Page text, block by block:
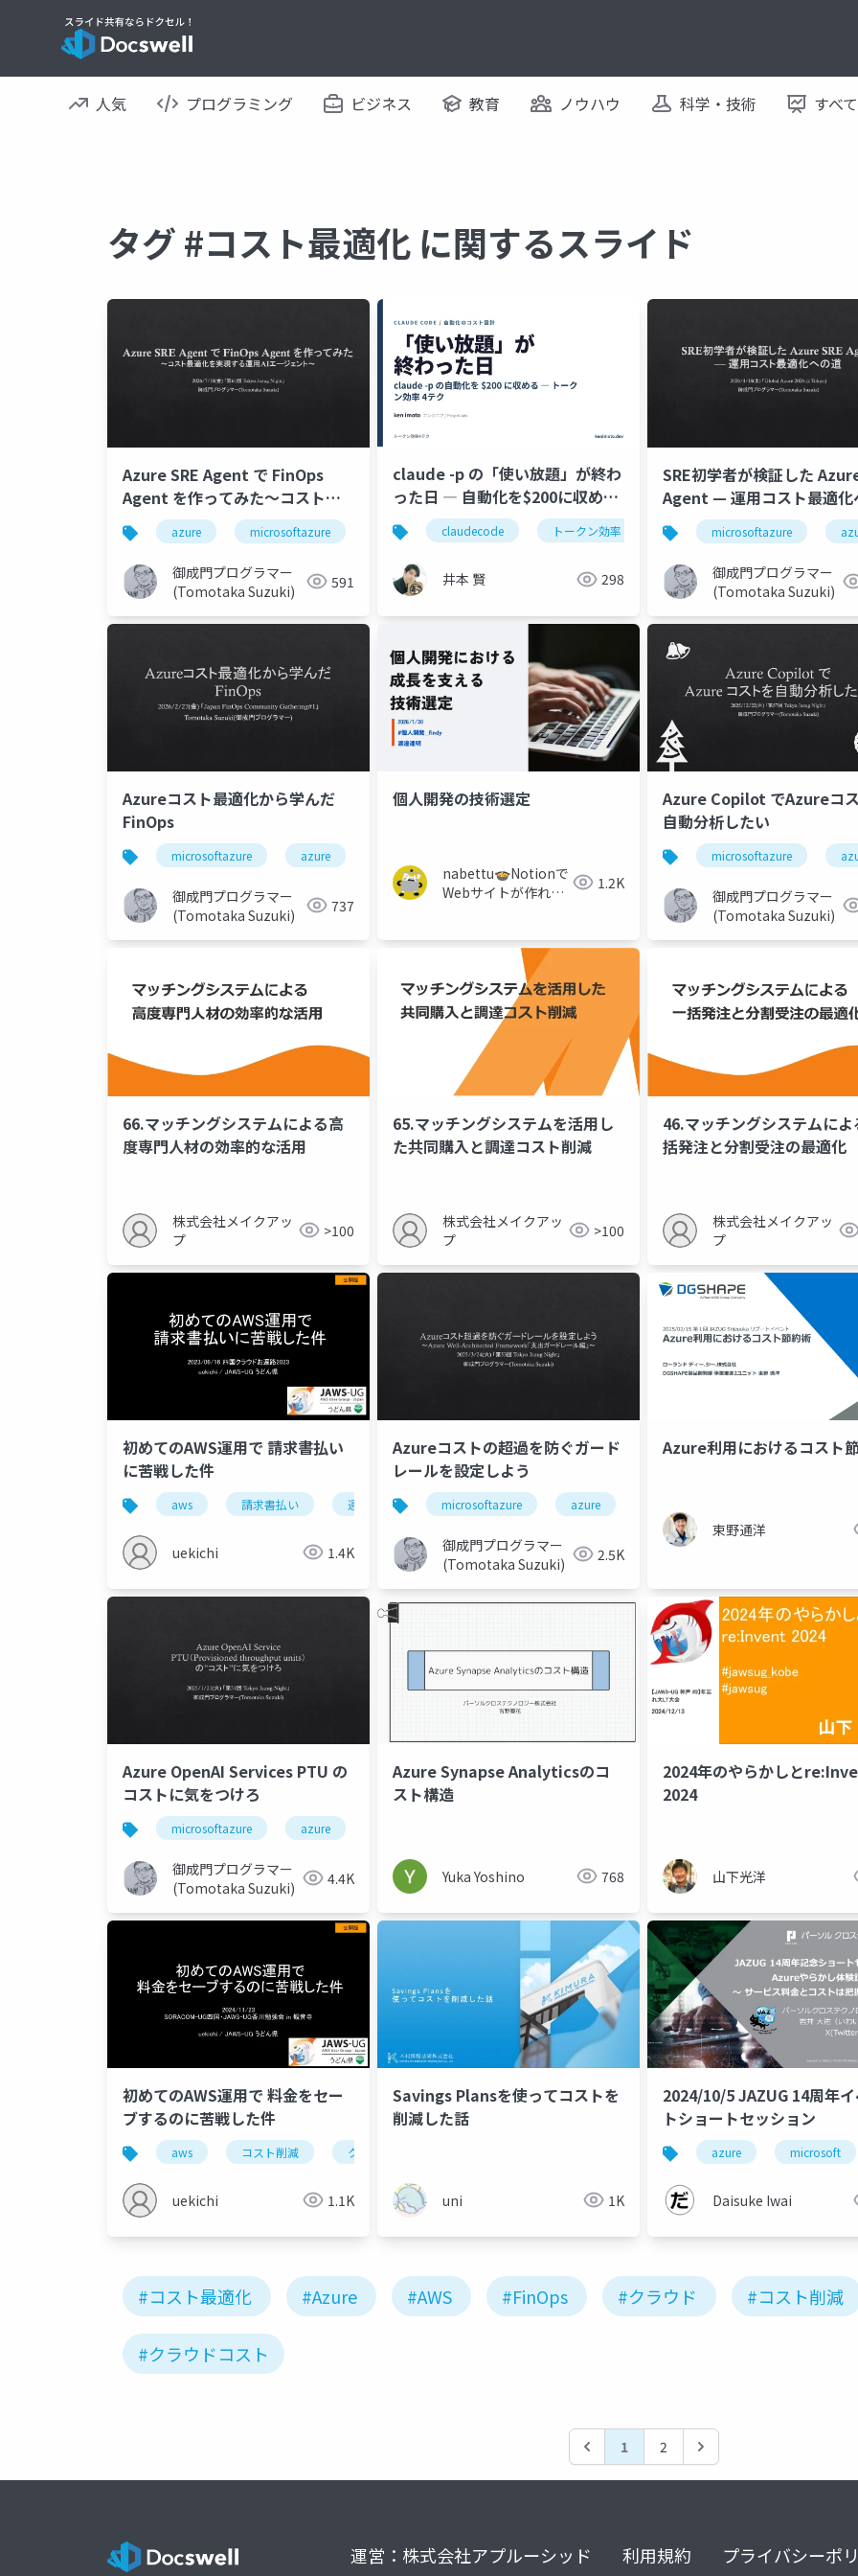
人気 プログラミング ビジネス 教育 ノウハウ 科学・技術 すべ
タグ #コスト最適化 に関するスライド
Azure SRE Agent で FinOps
Agent を作ってみた～コスト最
適化を実現する運用AIエージェン
ト～
azure microsoftazure microsoft azurecostmanagement finops azuresreagent
御成門プログラマー
(Tomotaka Suzuki)
591
claude -p の「使い放題」が終わ
った日 ― 自動化を$200に収める
トークン効率4テク
claudecode トークン効率 生成ai aiエージェント
井本 賢 298
SRE初学者が検証した
Agent — 運用コスト最適化
道
microsoftazure
御成門プログラマー
(Tomotaka Suzuki)
Azureコスト最適化から学んだ
FinOps
microsoftazure azure japanfinops
御成門プログラマー
(Tomotaka Suzuki)
737
個人開発の技術選定
nabettu🍲Notionで
Webサイトが作れる
1.2K
Azure Copilot でAzureコ
自動分析したい
microsoftazure
御成門プログラマー
(Tomotaka Suzuki)
66.マッチングシステムによる高
度専門人材の効率的な活用
株式会社メイクアッ
プ
>100
65.マッチングシステムを活用し
た共同購入と調達コスト削減
株式会社メイクアッ
プ
>100
46.マッチングシステムによ
括発注と分割受注の最適化
株式会社メイクアッ
プ
初めてのAWS運用で 請求書払い
に苦戦した件
aws 請求書払い 運用 経理 クラウド
uekichi 1.4K
Azureコストの超過を防ぐガード
レールを設定しよう
microsoftazure azure
御成門プログラマー
(Tomotaka Suzuki)
2.5K
Azure利用におけるコスト
束野通洋
Azure OpenAI Services PTU の
コストに気をつけろ
microsoftazure azure
御成門プログラマー
(Tomotaka Suzuki)
4.4K
Azure Synapse Analyticsのコ
スト構造
Yuka Yoshino 768
2024年のやらかしと
2024
山下光洋
初めてのAWS運用で 料金をセー
ブするのに苦戦した件
aws コスト削減 クラウド運用
uekichi 1.1K
Savings Plansを使ってコストを
削減した話
uni 1K
2024/10/5 JAZUG 14周年
トショートセッション
azure microsoft
Daisuke Iwai
#コスト最適化 #Azure #AWS #FinOps #クラウド #コスト削減
#クラウドコスト
1 2
運営：株式会社アプルーシッド 利用規約 プライバシーポ